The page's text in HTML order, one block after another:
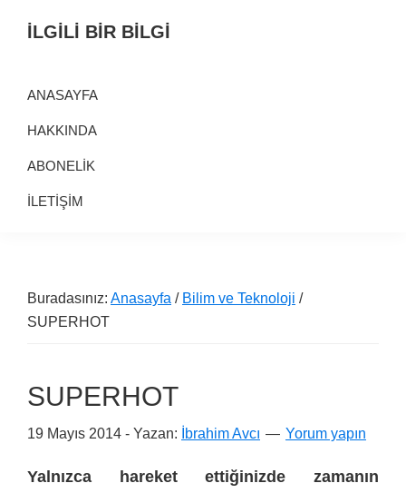
navigasyona
content
alanaİLGİLİ BİR BİLGİ
ANASAYFA
HAKKINDA
ABONELİK
İLETİŞİM
Buradasınız: Anasayfa / Bilim ve Teknoloji /
SUPERHOT
SUPERHOT
19 Mayıs 2014 - Yazan: İbrahim Avcı Yorum yapın
Yalnızca hareket ettiğinizde zamanın